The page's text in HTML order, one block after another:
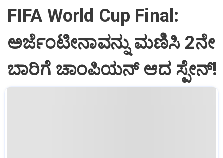
FIFA World Cup Final:
ಅರ್ಜೆಂಟೀನಾವನ್ನು ಮಣಿಸಿ 2ನೇ
ಬಾರಿಗೆ ಚಾಂಪಿಯನ್ ಆದ ಸ್ಪೇನ್!